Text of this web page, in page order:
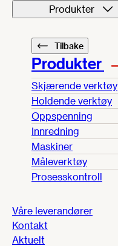
Produkter
Tilbake
Produkter
Skjærende verktøy
Holdende verktøy
Oppspenning
Innredning
Maskiner
Måleverktøy
Prosesskontroll
Våre leverandører
Kontakt
Aktuelt